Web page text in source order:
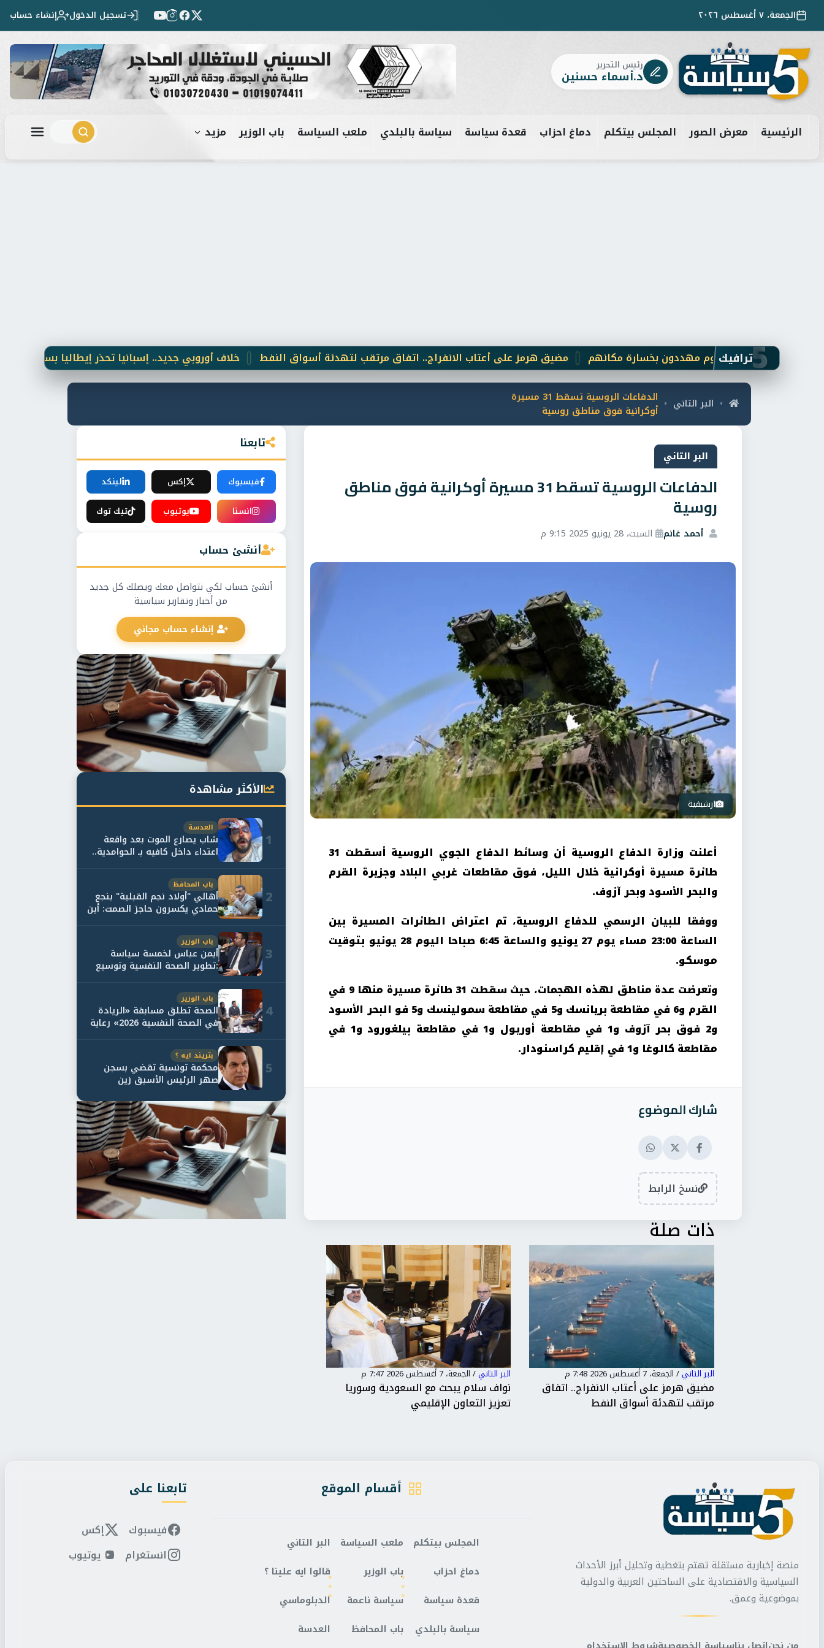
الجمعة، ٧ أغسطس ٢٠٢٦ تسجيل الدخول إنشاء حساب
رئيس التحرير
د.أسماء حسنين
الرئيسية معرض الصور المجلس بيتكلم دماغ احزاب قعدة سياسة سياسة بالبلدي ملعب السياسة باب الوزير مزيد
5ترافيك خلاف أوروبي جديد.. إسبانيا تحذر إيطاليا بسبب أزمة الهجرة مضيق هرمز على أعتاب الانفراج.. اتفاق مرتقب لتهدئة أسواق النفط مهددون بخسارة مكانهم
• البر التاني •
الدفاعات الروسية تسقط 31 مسيرة
أوكرانية فوق مناطق روسية
البر التاني
الدفاعات الروسية تسقط 31 مسيرة أوكرانية فوق مناطق
روسية
أحمد غانم السبت، 28 يونيو 2025 9:15 م
ارشيفية
أعلنت وزارة الدفاع الروسية أن وسائط الدفاع الجوي الروسية أسقطت 31
طائرة مسيرة أوكرانية خلال الليل، فوق مقاطعات غربي البلاد وجزيرة القرم
والبحر الأسود وبحر آزوف.
ووفقا للبيان الرسمي للدفاع الروسية، تم اعتراض الطائرات المسيرة بين
الساعة 23:00 مساء يوم 27 يونيو والساعة 6:45 صباحا اليوم 28 يونيو بتوقيت
موسكو.
وتعرضت عدة مناطق لهذه الهجمات، حيث سقطت 31 طائرة مسيرة منها 9 في
القرم و6 في مقاطعة بريانسك و5 في مقاطعة سمولينسك و5 فو البحر الأسود
و2 فوق بحر آزوف و1 في مقاطعة أوريول و1 في مقاطعة بيلغورود و1 في
مقاطعة كالوغا و1 في إقليم كراسنودار.
شارك الموضوع
نسخ الرابط
ذات صلة
البر التاني/ الجمعة، 7 أغسطس 2026 7:48 م
مضيق هرمز على أعتاب الانفراج.. اتفاق
مرتقب لتهدئة أسواق النفط
البر التاني/ الجمعة، 7 أغسطس 2026 7:47 م
نواف سلام يبحث مع السعودية وسوريا
تعزيز التعاون الإقليمي
تابعنا
فيسبوك إكس
لينكد
انستا
يوتيوب تيك توك
أنشئ حساب
أنشئ حساب لكي نتواصل معك ويصلك كل جديد
من أخبار وتقارير سياسية
إنشاء حساب مجاني
الأكثر مشاهدة
1
العدسة
شاب يصارع الموت بعد واقعة
اعتداء داخل كافيه بـ الحوامدية..
وأسرته...
2
باب المحافظ
أهالي "أولاد نجم القبلية" بنجع
حمادي يكسرون حاجز الصمت: أين
حقيقة...
3
باب الوزير
أيمن عباس لخمسة سياسة
:تطوير الصحة النفسية وتوسيع
خدمات العلاج و...
4
باب الوزير
الصحة تطلق مسابقة «الريادة
في الصحة النفسية 2026» رعاية
نفسية اف...
5
بتريند ايه ؟
محكمة تونسية تقضي بسجن
صهر الرئيس الأسبق زين
العابدين بن علي لمدة...
منصة إخبارية مستقلة تهتم بتغطية وتحليل أبرز الأحداث
السياسية والاقتصادية على الساحتين العربية والدولية
بموضوعية وعمق.
أقسام الموقع
المجلس بيتكلم
دماغ احزاب
قعدة سياسة
سياسة بالبلدي
ملعب السياسة
باب الوزير
سياسة ناعمة
باب المحافظ
البر التاني
قالوا ايه علينا ؟
الدبلوماسي
العدسة
تابعنا على
فيسبوك
إكس
انستغرام
يوتيوب